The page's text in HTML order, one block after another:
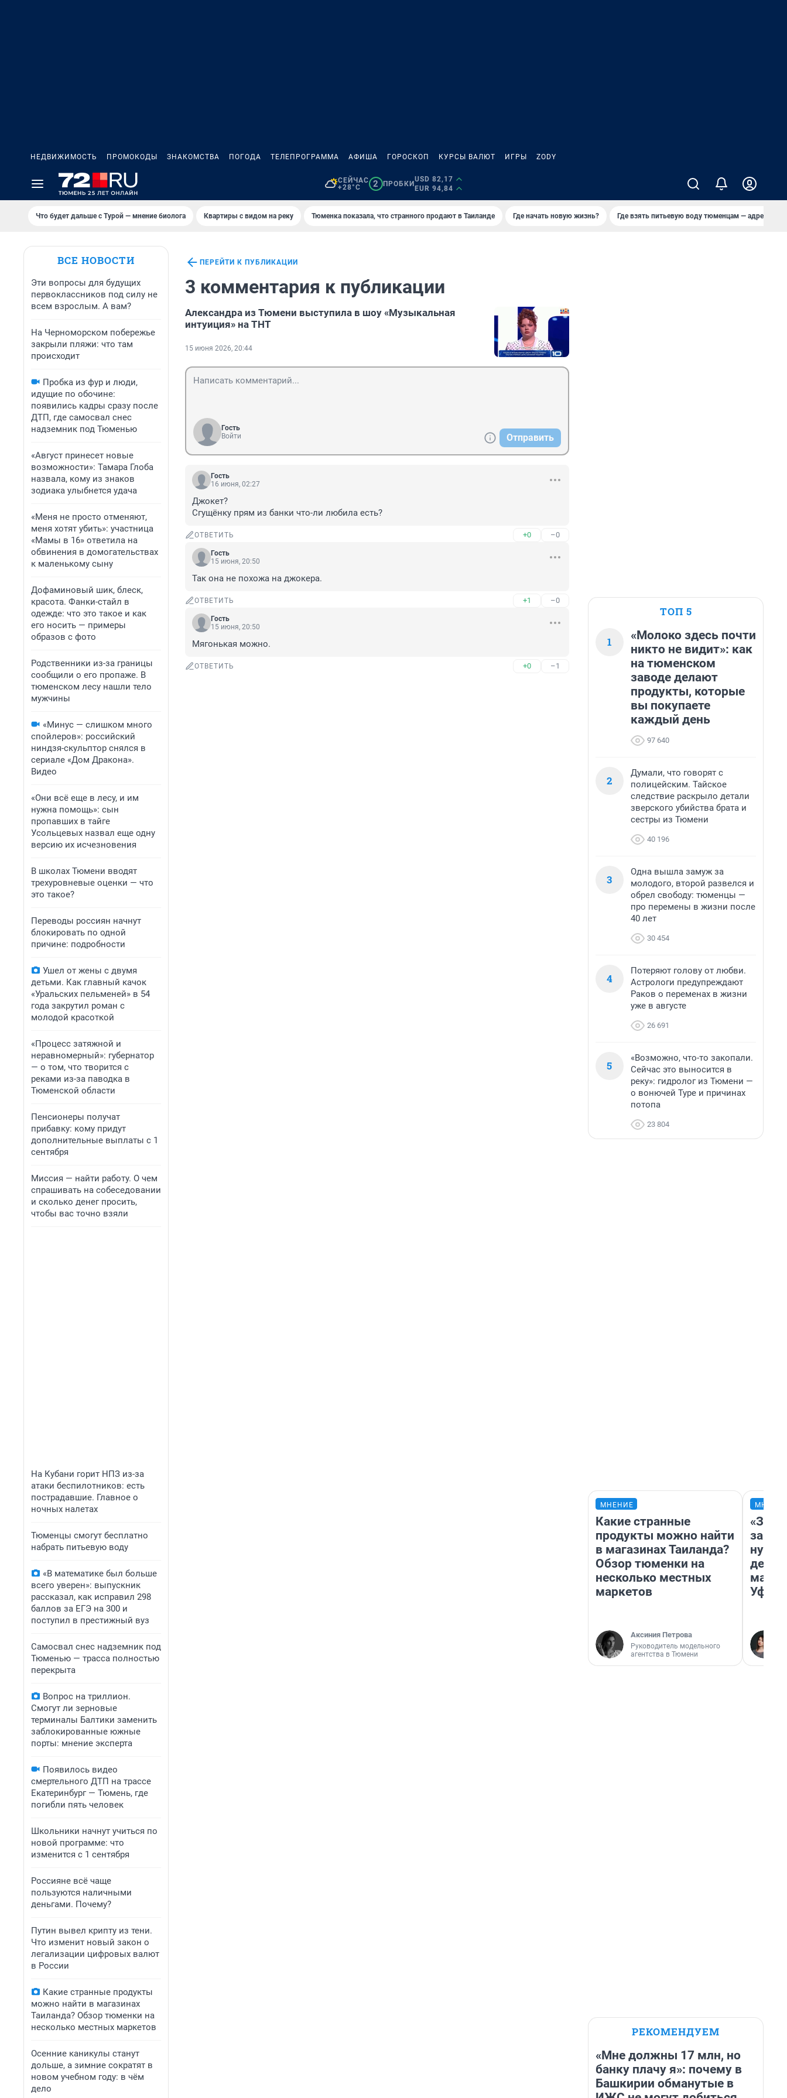
НЕДВИЖИМОСТЬ ПРОМОКОДЫ ЗНАКОМСТВА ПОГОДА ТЕЛЕПРОГРАММА АФИША ГОРОСКОП КУРСЫ ВАЛЮТ ИГРЫ ZODY
СЕЙЧАС
+28°C
2 ПРОБКИ
USD 82,17
EUR 94,84
Что будет дальше с Турой — мнение биолога Квартиры с видом на реку Тюменка показала, что странного продают в Таиланде Где начать новую жизнь? Где взять питьевую воду тюменцам — адреса
ВСЕ НОВОСТИ
Эти вопросы для будущих
первоклассников под силу не
всем взрослым. А вам?
На Черноморском побережье
закрыли пляжи: что там
происходит
Пробка из фур и люди,
идущие по обочине:
появились кадры сразу после
ДТП, где самосвал снес
надземник под Тюменью
«Август принесет новые
возможности»: Тамара Глоба
назвала, кому из знаков
зодиака улыбнется удача
«Меня не просто отменяют,
меня хотят убить»: участница
«Мамы в 16» ответила на
обвинения в домогательствах
к маленькому сыну
Дофаминовый шик, блеск,
красота. Фанки-стайл в
одежде: что это такое и как
его носить — примеры
образов с фото
Родственники из-за границы
сообщили о его пропаже. В
тюменском лесу нашли тело
мужчины
«Минус — слишком много
спойлеров»: российский
ниндзя-скульптор снялся в
сериале «Дом Дракона».
Видео
«Они всё еще в лесу, и им
нужна помощь»: сын
пропавших в тайге
Усольцевых назвал еще одну
версию их исчезновения
В школах Тюмени вводят
трехуровневые оценки — что
это такое?
Переводы россиян начнут
блокировать по одной
причине: подробности
Ушел от жены с двумя
детьми. Как главный качок
«Уральских пельменей» в 54
года закрутил роман с
молодой красоткой
«Процесс затяжной и
неравномерный»: губернатор
— о том, что творится с
реками из-за паводка в
Тюменской области
Пенсионеры получат
прибавку: кому придут
дополнительные выплаты с 1
сентября
Миссия — найти работу. О чем
спрашивать на собеседовании
и сколько денег просить,
чтобы вас точно взяли
На Кубани горит НПЗ из-за
атаки беспилотников: есть
пострадавшие. Главное о
ночных налетах
Тюменцы смогут бесплатно
набрать питьевую воду
«В математике был больше
всего уверен»: выпускник
рассказал, как исправил 298
баллов за ЕГЭ на 300 и
поступил в престижный вуз
Самосвал снес надземник под
Тюменью — трасса полностью
перекрыта
Вопрос на триллион.
Смогут ли зерновые
терминалы Балтики заменить
заблокированные южные
порты: мнение эксперта
Появилось видео
смертельного ДТП на трассе
Екатеринбург — Тюмень, где
погибли пять человек
Школьники начнут учиться по
новой программе: что
изменится с 1 сентября
Россияне всё чаще
пользуются наличными
деньгами. Почему?
Путин вывел крипту из тени.
Что изменит новый закон о
легализации цифровых валют
в России
Какие странные продукты
можно найти в магазинах
Таиланда? Обзор тюменки на
несколько местных маркетов
Осенние каникулы станут
дольше, а зимние сократят в
новом учебном году: в чём
дело
ПЕРЕЙТИ К ПУБЛИКАЦИИ
3 комментария к публикации
Александра из Тюмени выступила в шоу «Музыкальная
интуиция» на ТНТ
15 июня 2026, 20:44
Гость
Войти
Отправить
Гость
16 июня, 02:27
Джокет?
Сгущёнку прям из банки что-ли любила есть?
ОТВЕТИТЬ +0 –0
Гость
15 июня, 20:50
Так она не похожа на джокера.
ОТВЕТИТЬ +1 –0
Гость
15 июня, 20:50
Мягонькая можно.
ОТВЕТИТЬ +0 –1
ТОП 5
1
«Молоко здесь почти
никто не видит»: как
на тюменском
заводе делают
продукты, которые
вы покупаете
каждый день
97 640
2
Думали, что говорят с
полицейским. Тайское
следствие раскрыло детали
зверского убийства брата и
сестры из Тюмени
40 196
3
Одна вышла замуж за
молодого, второй развелся и
обрел свободу: тюменцы —
про перемены в жизни после
40 лет
30 454
4
Потеряют голову от любви.
Астрологи предупреждают
Раков о переменах в жизни
уже в августе
26 691
5
«Возможно, что-то закопали.
Сейчас это выносится в
реку»: гидролог из Тюмени —
о вонючей Туре и причинах
потопа
23 804
МНЕНИЕ
Какие странные
продукты можно найти
в магазинах Таиланда?
Обзор тюменки на
несколько местных
маркетов
Аксиния Петрова
Руководитель модельного
агентства в Тюмени
дела
Уфа
РЕКОМЕНДУЕМ
«Мне должны 17 млн, но
банку плачу я»: почему в
Башкирии обманутые в